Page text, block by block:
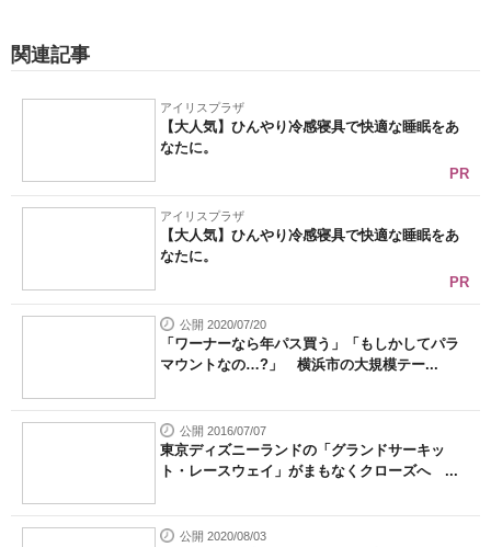
関連記事
アイリスプラザ
【大人気】ひんやり冷感寝具で快適な睡眠をあ
なたに。
PR
アイリスプラザ
【大人気】ひんやり冷感寝具で快適な睡眠をあ
なたに。
PR
公開 2020/07/20
「ワーナーなら年パス買う」「もしかしてパラ
マウントなの…?」 横浜市の大規模テー...
公開 2016/07/07
東京ディズニーランドの「グランドサーキッ
ト・レースウェイ」がまもなくクローズへ ...
公開 2020/08/03